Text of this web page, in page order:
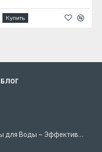
Купить
ProgressTyT Насосы для Воды – Эффективное и Надёжное Решение для Дома и Бизнеса